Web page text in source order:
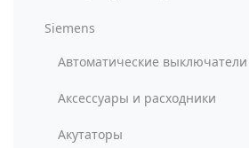
Siemens
Автоматические выключатели
Аксессуары и расходники
Акутаторы